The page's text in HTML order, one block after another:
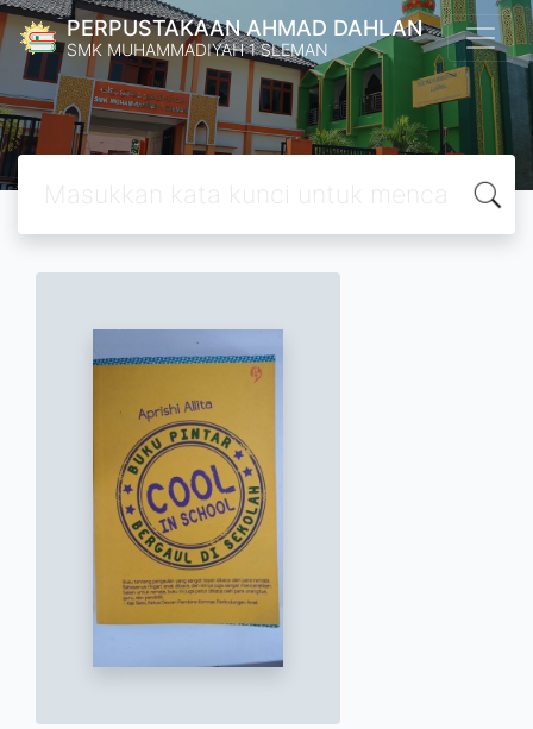
PERPUSTAKAAN AHMAD DAHLAN
SMK MUHAMMADIYAH 1 SLEMAN